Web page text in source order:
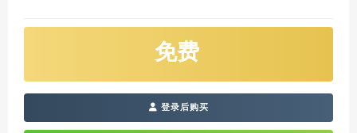
免费
登录后购买